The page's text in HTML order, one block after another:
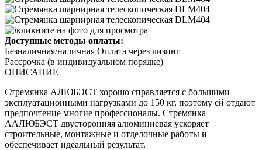
кликните на фото для просмотра
Доступные методы оплаты:
Безналичная/наличная Оплата через лизинг
Рассрочка (в индивидуальном порядке)
ОПИСАНИЕ
Стремянка АЛЮБЭСТ хорошо справляется с большими
эксплуатационными нагрузками до 150 кг, поэтому ей отдают
предпочтение многие профессионалы. Стремянка
ААЛЮБЭСТ двусторонняя алюминиевая ускоряет
строительные, монтажные и отделочные работы и
обеспечивает идеальный результат.